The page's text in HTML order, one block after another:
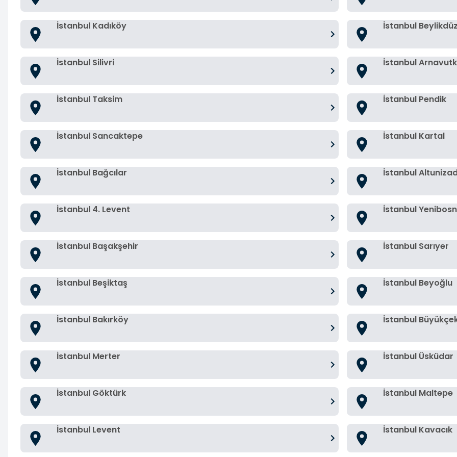
İstanbul Kadıköy İstanbul
İstanbul Silivri İstanbul
İstanbul Taksim İstanbul Pendik
İstanbul Sancaktepe İstanbul Kartal
İstanbul Bağcılar İstanbul
İstanbul 4. Levent İstanbul
İstanbul Başakşehir İstanbul Sarıyer
İstanbul Beşiktaş İstanbul Beyoğlu
İstanbul Bakırköy İstanbul
İstanbul Merter İstanbul Üsküdar
İstanbul Göktürk İstanbul Maltepe
İstanbul Levent İstanbul Kavacık